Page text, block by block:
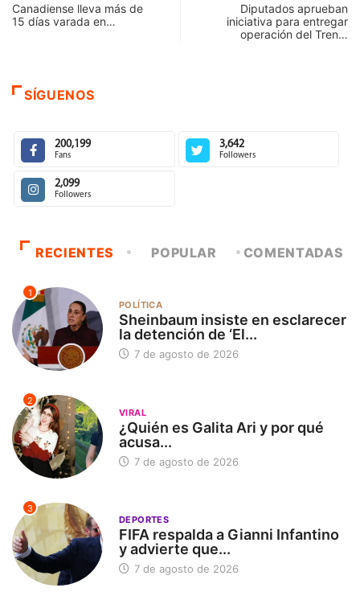
Canadiense lleva más de
15 días varada en…
Diputados aprueban
iniciativa para entregar
operación del Tren…
SÍGUENOS
200,199
Fans
3,642
Followers
2,099
Followers
RECIENTES POPULAR COMENTADAS
1
POLÍTICA
Sheinbaum insiste en esclarecer
la detención de ‘El...
7 de agosto de 2026
2
VIRAL
¿Quién es Galita Ari y por qué
acusa...
7 de agosto de 2026
3
DEPORTES
FIFA respalda a Gianni Infantino
y advierte que...
7 de agosto de 2026